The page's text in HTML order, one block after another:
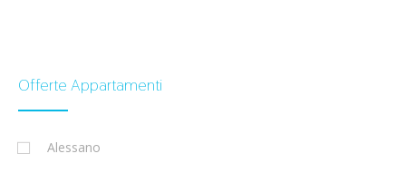
Offerte Appartamenti
Alessano